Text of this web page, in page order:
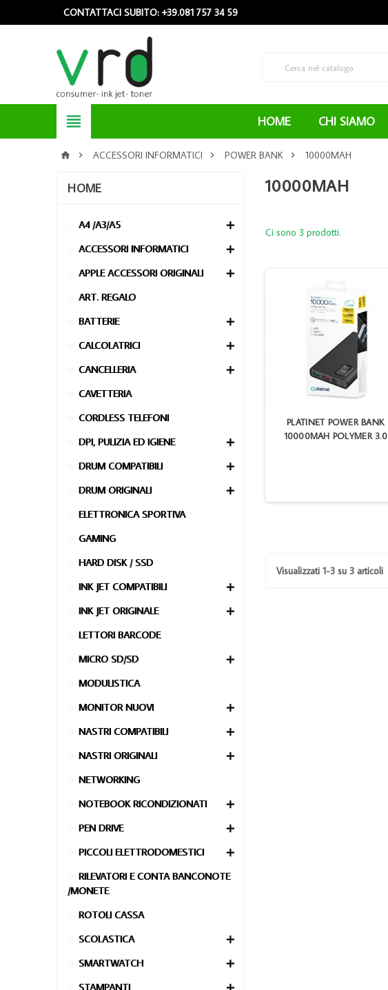
CONTATTACI SUBITO: +39.081 757 34 59
 HOME CHI SIAMO
  ACCESSORI INFORMATICI  POWER BANK  10000MAH
HOME
A4 /A3/A5 
ACCESSORI INFORMATICI 
APPLE ACCESSORI ORIGINALI 
ART. REGALO
BATTERIE

CALCOLATRICI 
CANCELLERIA 
CAVETTERIA
CORDLESS TELEFONI
DPI, PULIZIA ED IGIENE

DRUM COMPATIBILI 
DRUM ORIGINALI 
ELETTRONICA SPORTIVA
GAMING
HARD DISK / SSD
INK JET COMPATIBILI

INK JET ORIGINALE 
LETTORI BARCODE
MICRO SD/SD

MODULISTICA
MONITOR NUOVI

NASTRI COMPATIBILI 
NASTRI ORIGINALI 
NETWORKING
NOTEBOOK RICONDIZIONATI

PEN DRIVE 
PICCOLI ELETTRODOMESTICI 
RILEVATORI E CONTA BANCONOTE
/MONETE
ROTOLI CASSA
SCOLASTICA

SMARTWATCH 
STAMPANTI
10000MAH
Ci sono 3 prodotti.
PLATINET POWER BANK
10000MAH POLYMER 3.0
Visualizzati 1-3 su 3 articoli